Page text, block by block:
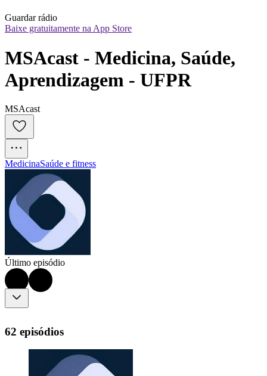
Guardar rádio
Baixe gratuitamente na App Store
MSAcast - Medicina, Saúde,
Aprendizagem - UFPR
MSAcast
MedicinaSaúde e fitness
Último episódio
62 episódios